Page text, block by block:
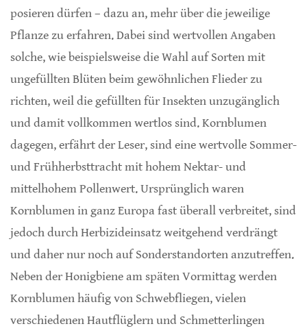
posieren dürfen – dazu an, mehr über die jeweilige
Pflanze zu erfahren. Dabei sind wertvollen Angaben
solche, wie beispielsweise die Wahl auf Sorten mit
ungefüllten Blüten beim gewöhnlichen Flieder zu
richten, weil die gefüllten für Insekten unzugänglich
und damit vollkommen wertlos sind. Kornblumen
dagegen, erfährt der Leser, sind eine wertvolle Sommer-
und Frühherbsttracht mit hohem Nektar- und
mittelhohem Pollenwert. Ursprünglich waren
Kornblumen in ganz Europa fast überall verbreitet, sind
jedoch durch Herbizideinsatz weitgehend verdrängt
und daher nur noch auf Sonderstandorten anzutreffen.
Neben der Honigbiene am späten Vormittag werden
Kornblumen häufig von Schwebfliegen, vielen
verschiedenen Hautflüglern und Schmetterlingen